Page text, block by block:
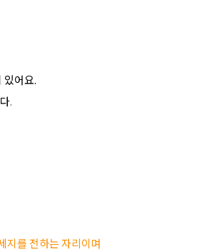
있어요.
.
지를 전하는 자리이며